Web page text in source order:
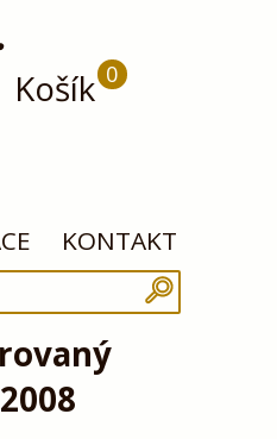
Košík 0
KONTAKT